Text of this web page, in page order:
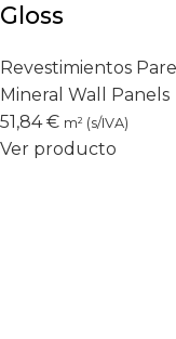
Gloss
Revestimientos
Mineral Wall Panels
51,84€ m² (s/IVA)
Ver producto